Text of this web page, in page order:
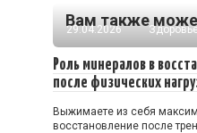
Вам также
29.04.2026 Здоровье
Роль минералов в
после физических
Выжимаете из себя
восстановление после